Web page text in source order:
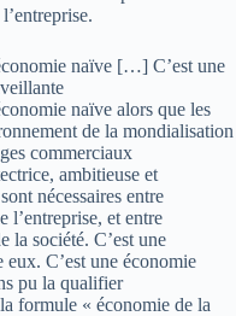
naïve […] C’est une
naïve alors que les
de la mondialisation
commerciaux
ambitieuse et
nécessaires entre
l’entreprise, et entre
la société. C’est une
C’est une économie
pu la qualifier
formule « économie de la